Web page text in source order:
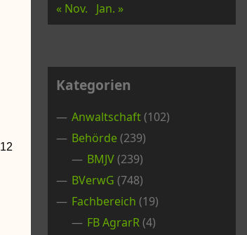
12
« Nov. Jan. »
Kategorien
Anwaltschaft(102)
Behörde(239)
BMJV(239)
BVerwG (748)
Fachbereich (19)
FB AgrarR(4)